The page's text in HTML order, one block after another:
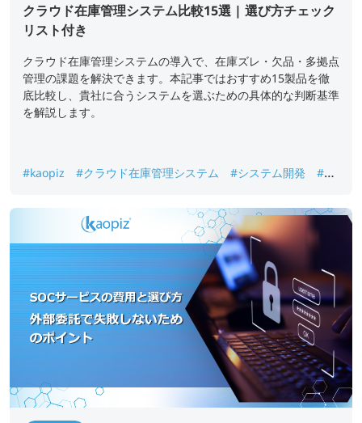
クラウド在庫管理システム比較15選 | 選び方チェック
リスト付き
クラウド在庫管理システムの導入で、在庫ズレ・欠品・多拠点
管理の課題を解決できます。本記事ではおすすめ15製品を徹
底比較し、貴社に合うシステムを選ぶための具体的な判断基準
を解説します。
#kaopiz #クラウド在庫管理システム #システム開発
#中